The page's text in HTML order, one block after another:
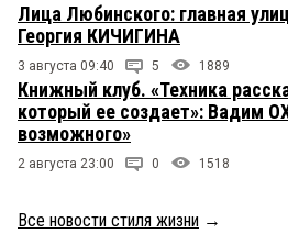
Лица Любинского: главная
Георгия КИЧИГИНА
3 августа 09:40 5 1889
Книжный клуб. «Техника
который ее создает»: Вадим
возможного»
2 августа 23:00 0 1518
Все новости стиля жизни →